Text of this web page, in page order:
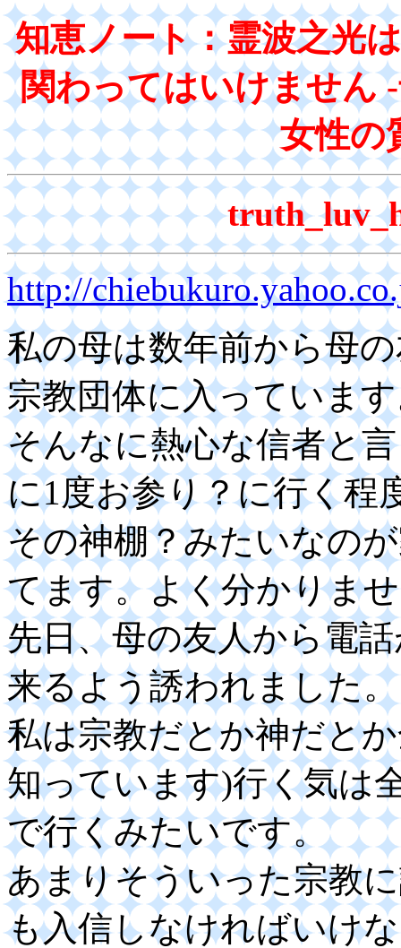
知恵ノート：霊波之光
関わってはいけません
女性の
http://
私の母は数年前から母
宗教団体に入っていま
そんなに熱心な信者と
に1度お参り？に行く程
その神棚？みたいなの
てます。よく分かりま
先日、母の友人から電
来るよう誘われました。
私は宗教だとか神だと
知っています)行く気は
で行くみたいです。
あまりそういった宗教
も入信しなければいけ